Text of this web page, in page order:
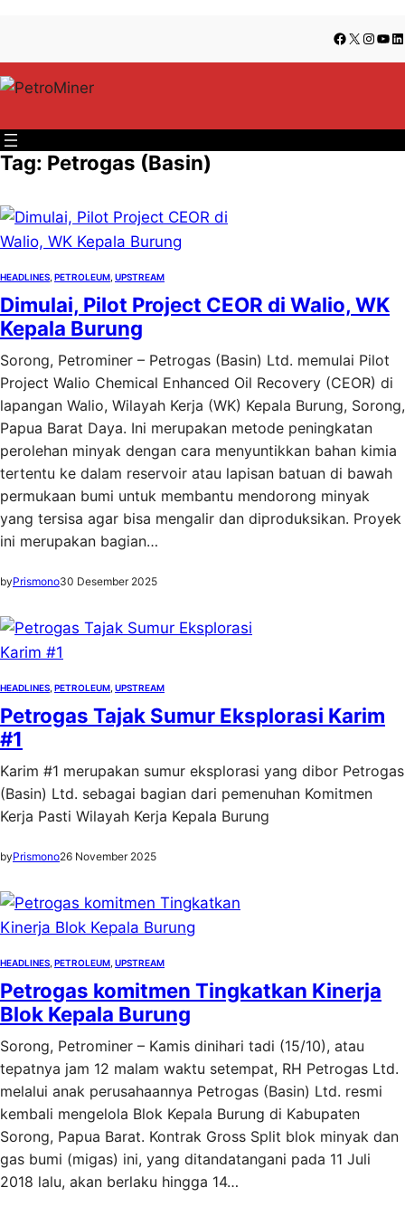
konten
content
Facebook
X
Tag: Petrogas (Basin)
HEADLINES PETROLEUM UPSTREAM
Dimulai, Pilot Project CEOR di Walio, WK
Kepala Burung
Sorong, Petrominer – Petrogas (Basin) Ltd. memulai Pilot
Project Walio Chemical Enhanced Oil Recovery (CEOR) di
lapangan Walio, Wilayah Kerja (WK) Kepala Burung, Sorong,
Papua Barat Daya. Ini merupakan metode peningkatan
perolehan minyak dengan cara menyuntikkan bahan kimia
tertentu ke dalam reservoir atau lapisan batuan di bawah
permukaan bumi untuk membantu mendorong minyak
yang tersisa agar bisa mengalir dan diproduksikan. Proyek
ini merupakan bagian…
byPrismono30 Desember 2025
HEADLINES PETROLEUM UPSTREAM
Petrogas Tajak Sumur Eksplorasi Karim
#1
Karim #1 merupakan sumur eksplorasi yang dibor Petrogas
(Basin) Ltd. sebagai bagian dari pemenuhan Komitmen
Kerja Pasti Wilayah Kerja Kepala Burung
byPrismono26 November 2025
HEADLINES PETROLEUM UPSTREAM
Petrogas komitmen Tingkatkan Kinerja
Blok Kepala Burung
Sorong, Petrominer – Kamis dinihari tadi (15/10), atau
tepatnya jam 12 malam waktu setempat, RH Petrogas Ltd.
melalui anak perusahaannya Petrogas (Basin) Ltd. resmi
kembali mengelola Blok Kepala Burung di Kabupaten
Sorong, Papua Barat. Kontrak Gross Split blok minyak dan
gas bumi (migas) ini, yang ditandatangani pada 11 Juli
2018 lalu, akan berlaku hingga 14…